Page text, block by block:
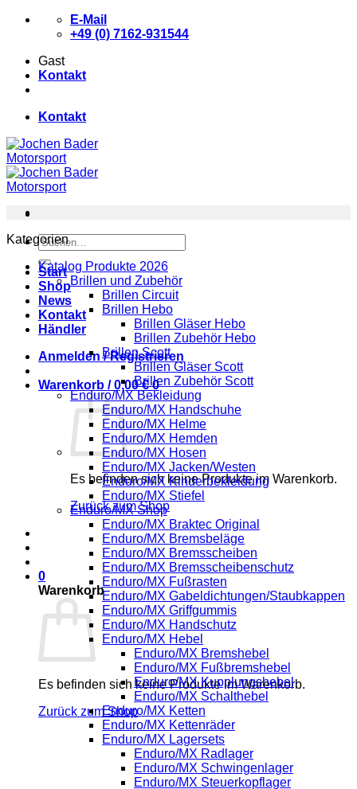
Zum
E-Mail
+49 (0) 7162-931544
Gast
Kontakt
Kontakt
Suchen
nach:
Start
Shop
News
Kontakt
Händler
Anmelden / Registrieren
Warenkorb /0,00€ 0
Es befinden sich keine Produkte im Warenkorb.
Zurück zum Shop
0
Warenkorb
Es befinden sich keine Produkte im Warenkorb.
Zurück zum Shop
Kategorien
Katalog Produkte 2026
Brillen und Zubehör
Brillen Circuit
Brillen Hebo
Brillen Gläser Hebo
Brillen Zubehör Hebo
Brillen Scott
Brillen Gläser Scott
Brillen Zubehör Scott
Enduro/MX Bekleidung
Enduro/MX Handschuhe
Enduro/MX Helme
Enduro/MX Hemden
Enduro/MX Hosen
Enduro/MX Jacken/Westen
Enduro/MX Kinderbekleidung
Enduro/MX Stiefel
Enduro/MX Shop
Enduro/MX Braktec Original
Enduro/MX Bremsbeläge
Enduro/MX Bremsscheiben
Enduro/MX Bremsscheibenschutz
Enduro/MX Fußrasten
Enduro/MX Gabeldichtungen/Staubkappen
Enduro/MX Griffgummis
Enduro/MX Handschutz
Enduro/MX Hebel
Enduro/MX Bremshebel
Enduro/MX Fußbremshebel
Enduro/MX Kupplungshebel
Enduro/MX Schalthebel
Enduro/MX Ketten
Enduro/MX Kettenräder
Enduro/MX Lagersets
Enduro/MX Radlager
Enduro/MX Schwingenlager
Enduro/MX Steuerkopflager